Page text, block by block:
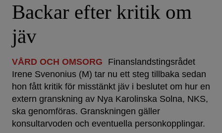
Backar efter kritik om
jäv
VÅRD OCH OMSORG
Finanslandstingsrådet
Irene Svenonius (M) tar nu ett steg tillbaka sedan
hon fått kritik för misstänkt jäv i beslutet om hur en
extern granskning av Nya Karolinska Solna, NKS,
ska genomföras. Granskningen gäller
konsultarvoden och eventuella personkopplingar.